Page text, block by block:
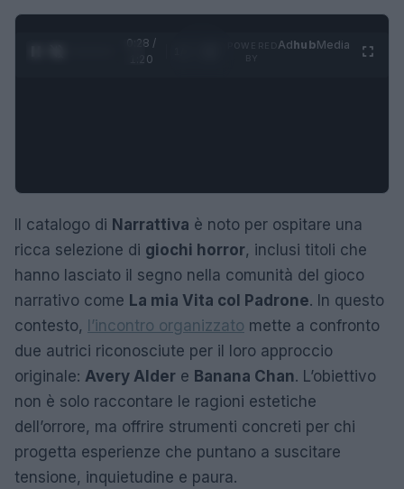
0:29 /
1:20
AdhubMedia
Il catalogo di Narrattiva è noto per ospitare una
ricca selezione di giochi horror, inclusi titoli che
hanno lasciato il segno nella comunità del gioco
narrativo come La mia Vita col Padrone. In questo
contesto,
l’incontro organizzato mette a confronto
due autrici riconosciute per il loro approccio
originale: Avery Alder e Banana Chan. L’obiettivo
non è solo raccontare le ragioni estetiche
dell’orrore, ma offrire strumenti concreti per chi
progetta esperienze che puntano a suscitare
tensione, inquietudine e paura.